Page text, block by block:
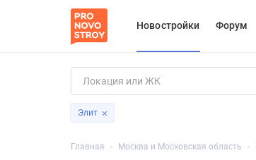
Новостройки Форум
Элит
Главная Москва и Московская область